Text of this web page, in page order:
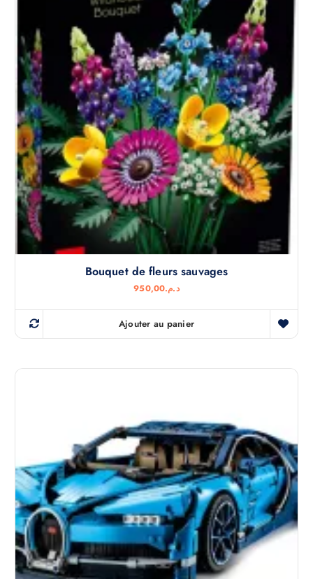
Bouquet de fleurs sauvages
د.م.950,00
Ajouter au panier